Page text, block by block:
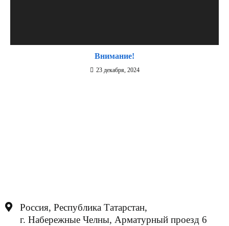
Внимание!
23 декабря, 2024
Россия, Республика Татарстан,
г. Набережные Челны, Арматурный проезд 6